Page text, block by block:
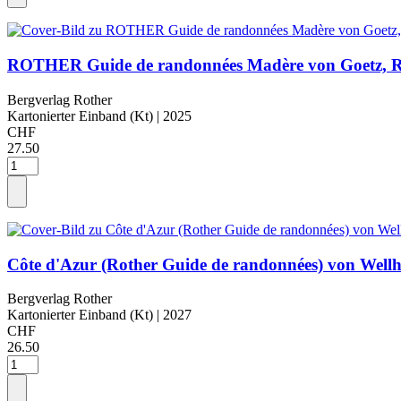
ROTHER Guide de randonnées Madère von Goetz,
Bergverlag Rother
Kartonierter Einband (Kt) | 2025
CHF
27.50
Côte d'Azur (Rother Guide de randonnées) von Wellh
Bergverlag Rother
Kartonierter Einband (Kt) | 2027
CHF
26.50